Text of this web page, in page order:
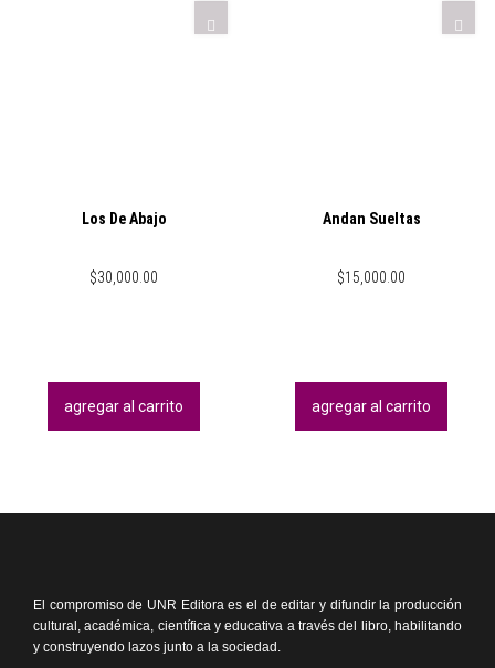
Los De Abajo
$30,000.00
agregar al carrito
Andan Sueltas
$15,000.00
agregar al carrito
El compromiso de UNR Editora es el de editar y difundir la producción
cultural, académica, científica y educativa a través del libro, habilitando
y construyendo lazos junto a la sociedad.